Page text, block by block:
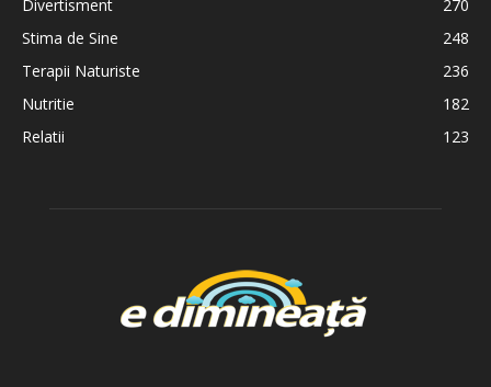
Divertisment
270
Stima de Sine
248
Terapii Naturiste
236
Nutritie
182
Relatii
123